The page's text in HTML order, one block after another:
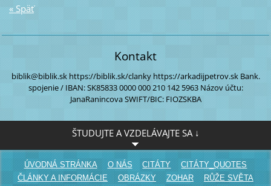
« Späť
Kontakt
biblik@biblik.skhttps://biblik.sk/clankyhttps://arkadijpetrov.skBank.
spojenie / IBAN:SK85833 0000000 210 142 5963Názov účtu:
JanaRanincovaSWIFT/BIC: FIOZSKBA
ŠTUDUJTE A VZDELÁVAJTE SA ↓
ÚVODNÁ STRÁNKA O NÁS CITÁTY
CITÁTY_QUOTES
ČLÁNKY A INFORMÁCIE
OBRÁZKY ZOHAR RŮŽE SVĚTA